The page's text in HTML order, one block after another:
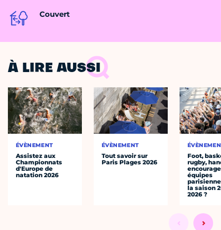
Couvert
À LIRE AUSSI
ÉVÈNEMENT
Assistez aux
Championnats
d'Europe de
natation 2026
ÉVÈNEMENT
Tout savoir sur
Paris Plages 2026
Foot,
rugby,
équipes
la saison
2026 ?